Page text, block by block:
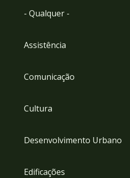
- Qualquer -
Assistência
Comunicação
Cultura
Desenvolvimento Urbano
Edificações